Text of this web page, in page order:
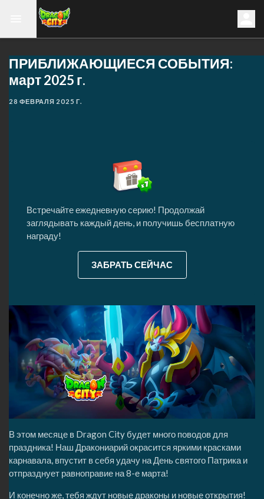
ПРИБЛИЖАЮЩИЕСЯ СОБЫТИЯ:
март 2025 г.
28 ФЕВРАЛЯ 2025 Г.
Встречайте ежедневную серию! Продолжай
заглядывать каждый день, и получишь бесплатную
награду!
ЗАБРАТЬ СЕЙЧАС
В этом месяце в Dragon City будет много поводов для
праздника! Наш Дракониарий окрасится яркими красками
карнавала, впустит в себя удачу на День святого Патрика и
отпразднует равноправие на 8-е марта!
И конечно же, тебя ждут новые драконы и новые открытия!